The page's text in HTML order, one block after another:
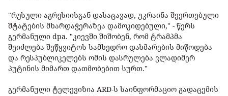
"რუსული აგრესიისგან დასაცავად, უკრაინა შეერთებული
შტატების მხარდაჭერაზეა დამოკიდებული," - წერს
გერმანული dpa. "კიევში შიშობენ, რომ ტრამპმა
შეიძლება შეწყვიტოს სამხედრო დახმარების მიწოდება
და რესპუბლიკელებს ომის დასრულება ვლადიმერ
პუტინის მიმართ დათმობებით სურთ."
გერმანული ტელევიზია ARD-ს საინფორმაციო გადაცემის